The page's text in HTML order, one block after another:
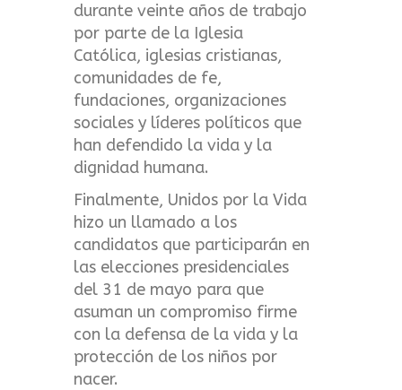
durante veinte años de trabajo
por parte de la Iglesia
Católica, iglesias cristianas,
comunidades de fe,
fundaciones, organizaciones
sociales y líderes políticos que
han defendido la vida y la
dignidad humana.
Finalmente, Unidos por la Vida
hizo un llamado a los
candidatos que participarán en
las elecciones presidenciales
del 31 de mayo para que
asuman un compromiso firme
con la defensa de la vida y la
protección de los niños por
nacer.